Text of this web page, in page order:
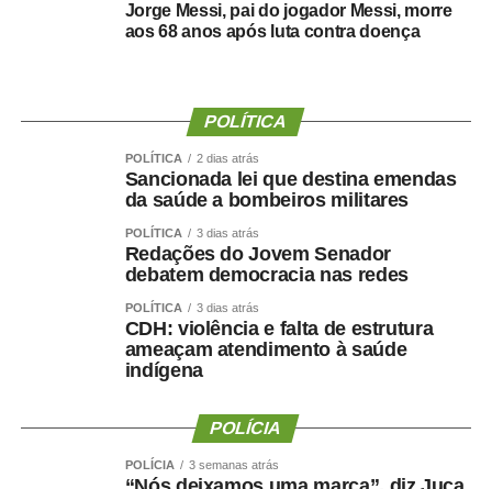
3×3, beach tennis, futevôlei e vôlei de praia. Já os 3º
Jogos Paralímpicos de Sinop contarão com disputas de
Gabriel Vasconcelos, destacou que os jogos representam
uma das principais ações de incentivo ao esporte
desenvolvidas pela Prefeitura de Sinop e contribuem
para ampliar a participação da população em atividades
esportivas. “Os Jogos Olímpicos e os Jogos Paralímpicos
de Sinop são eventos tradicionais e muito aguardados
pela comunidade esportiva. A competição oferece
oportunidades para atletas de diferentes modalidades
demonstrarem seu potencial, conquistarem resultados e
incentivam a prática esportiva e fortalecem o esporte
como ferramenta de integração social e desenvolvimento
Jorge Messi, pai do jogador Messi, morre
aos 68 anos após luta contra doença
POLÍTICA
POLÍTICA 2 dias atrás
Sancionada lei que destina emendas
da saúde a bombeiros militares
POLÍTICA 3 dias atrás
Redações do Jovem Senador
debatem democracia nas redes
POLÍTICA 3 dias atrás
CDH: violência e falta de estrutura
ameaçam atendimento à saúde
indígena
POLÍCIA
POLÍCIA 3 semanas atrás